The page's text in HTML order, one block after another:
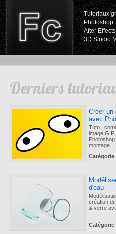
Tutoriaux
Photoshop
After Effects
3D Studio
Derniers
Créer un
avec
Tuto :
image GIF
Photoshop
montage ...
Catégorie
d'eau
création
& verre
Catégorie